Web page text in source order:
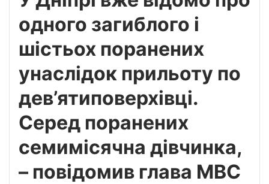
одного загиблого і
шістьох поранених
унаслідок прильоту по
дев’ятиповерхівці.
Серед поранених
семимісячна дівчинка,
– повідомив глава МВС